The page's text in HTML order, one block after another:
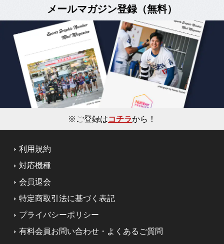
メールマガジン登録（無料）
※ご登録はコチラから！
利用規約
対応機種
会員退会
特定商取引法に基づく表記
プライバシーポリシー
有料会員お問い合わせ・よくあるご質問